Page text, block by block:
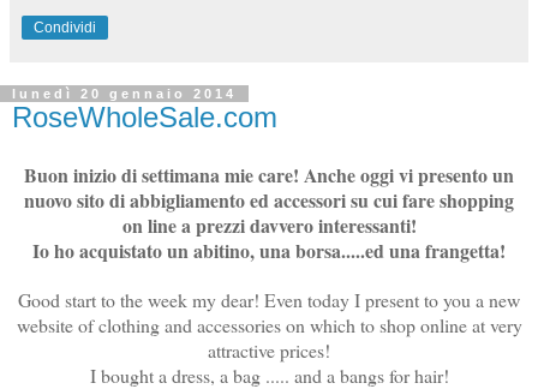
Condividi
lunedì 20 gennaio 2014
RoseWholeSale.com
Buon inizio di settimana mie care! Anche oggi vi presento un
nuovo sito di abbigliamento ed accessori su cui fare shopping
on line a prezzi davvero interessanti!
Io ho acquistato un abitino, una borsa.....ed una frangetta!
Good start to the week my dear! Even today I present to you a new
website of clothing and accessories on which to shop online at very
attractive prices!
I bought a dress, a bag ..... and a bangs for hair!